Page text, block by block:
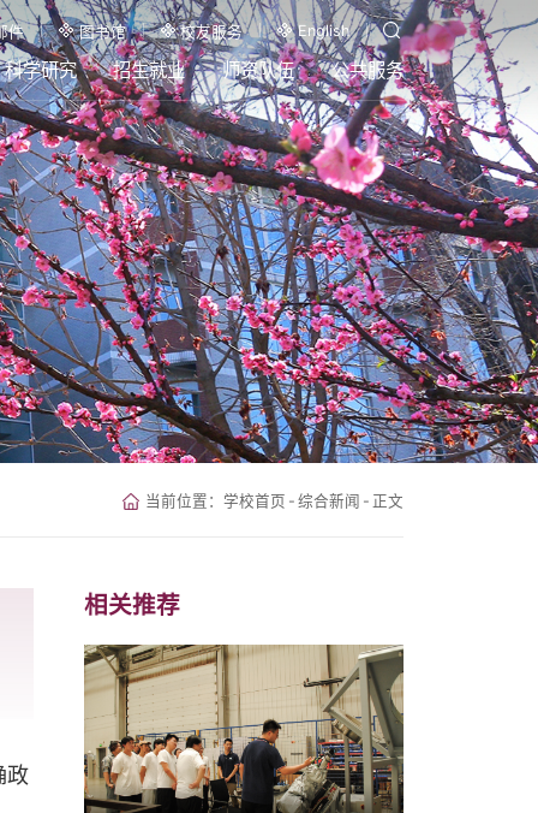
件 图书馆 校友服务 English
科学研究 招生就业 师资队伍 公共服务
当前位置： 学校首页 - 综合新闻 - 正文
政
相关推荐